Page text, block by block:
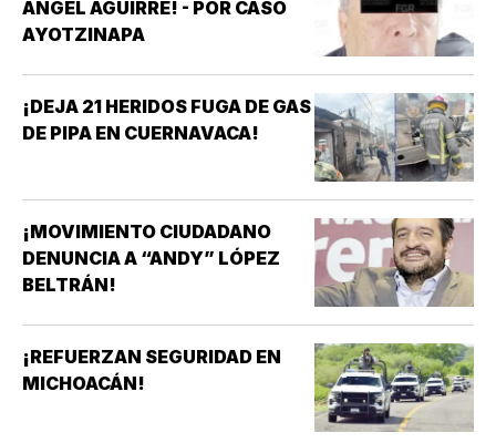
ÁNGEL AGUIRRE! - POR CASO
AYOTZINAPA
¡DEJA 21 HERIDOS FUGA DE GAS
DE PIPA EN CUERNAVACA!
¡MOVIMIENTO CIUDADANO
DENUNCIA A “ANDY” LÓPEZ
BELTRÁN!
¡REFUERZAN SEGURIDAD EN
MICHOACÁN!